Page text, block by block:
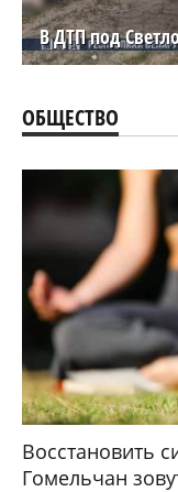
В ДТП под
ОБЩЕСТВО
Восстановить
Гомельчан